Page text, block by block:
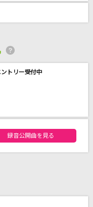
トリー受付中
ーランキング
録音公開曲を見る